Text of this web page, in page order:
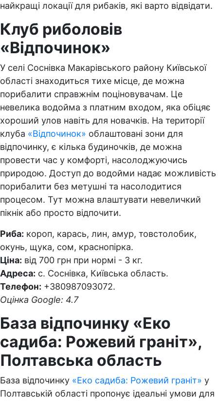
найкращі локації для рибаків, які варто відвідати.
Клуб риболовів
«Відпочинок»
У селі Соснівка Макарівського району Київської
області знаходиться тихе місце, де можна
порибалити справжнім поціновувачам. Це
невелика водойма з платним входом, яка обіцяє
хороший улов навіть для новачків. На території
клуба «Відпочинок» облаштовані зони для
відпочинку, є кілька будиночків, де можна
провести час у комфорті, насолоджуючись
природою. Доступ до водойми надає можливість
порибалити без метушні та насолодитися
процесом. Тут можна влаштувати невеличкий
пікнік або просто відпочити.
Риба: короп, карась, лин, амур, товстолобик,
окунь, щука, сом, краснопірка.
Ціна: від 700 грн при нормі - 3 кг.
Адреса: с. Соснівка, Київська область.
Телефон: +380987093072.
Оцінка Google: 4.7
База відпочинку «Еко
садиба: Рожевий граніт»,
Полтавська область
База відпочинку «Еко садиба: Рожевий граніт» у
Полтавській області пропонує ідеальні умови для